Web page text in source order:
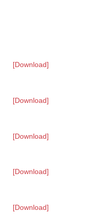
[Download]
[Download]
[Download]
[Download]
[Download]